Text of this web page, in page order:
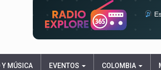
Y MÚSICA EVENTOS COLOMBIA